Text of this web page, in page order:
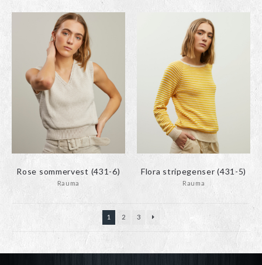
Rose sommervest (431-6)
Rauma
Flora stripegenser (431-5)
Rauma
1 2 3